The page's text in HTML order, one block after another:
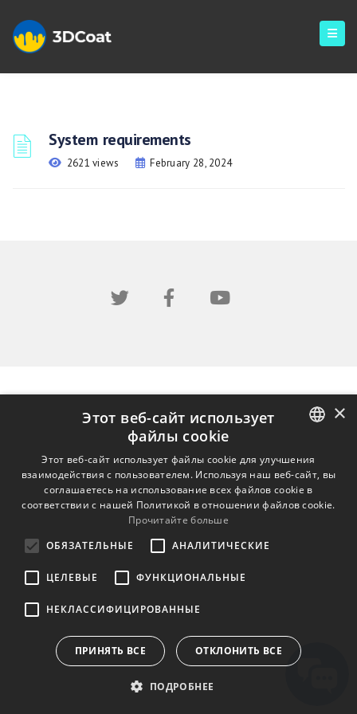
System requirements
2621 views February 28, 2024
ENGLISH
BULGARIAN
CROATIAN
FINNISH
×
Этот веб-сайт использует
файлы cookie
Этот веб-сайт использует файлы cookie для улучшения
взаимодействия с пользователем. Используя наш веб-сайт, вы
соглашаетесь на использование всех файлов cookie в
соответствии с нашей Политикой в ​​отношении файлов cookie.
Прочитайте больше
ОБЯЗАТЕЛЬНЫЕ
АНАЛИТИЧЕСКИЕ
ЦЕЛЕВЫЕ ФУНКЦИОНАЛЬНЫЕ
НЕКЛАССИФИЦИРОВАННЫЕ
ПРИНЯТЬ ВСЕ ОТКЛОНИТЬ ВСЕ
ПОДРОБНЕЕ